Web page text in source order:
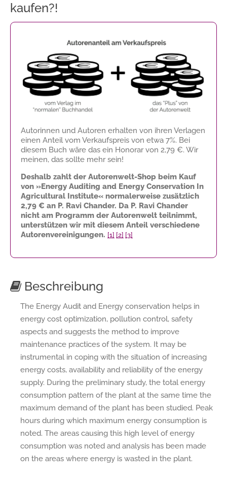
kaufen?!
Autorinnen und Autoren erhalten von ihren Verlagen
einen Anteil vom Verkaufspreis von etwa 7%. Bei
diesem Buch wäre das ein Honorar von 2,79 €. Wir
meinen, das sollte mehr sein!
Deshalb zahlt der Autorenwelt-Shop beim Kauf
von »Energy Auditing and Energy Conservation In
Agricultural Institute« normalerweise zusätzlich
2,79 € an P. Ravi Chander. Da P. Ravi Chander
nicht am Programm der Autorenwelt teilnimmt,
unterstützen wir mit diesem Anteil verschiedene
Autorenvereinigungen. [1] [2] [3]
Beschreibung
The Energy Audit and Energy conservation helps in
energy cost optimization, pollution control, safety
aspects and suggests the method to improve
maintenance practices of the system. It may be
instrumental in coping with the situation of increasing
energy costs, availability and reliability of the energy
supply. During the preliminary study, the total energy
consumption pattern of the plant at the same time the
maximum demand of the plant has been studied. Peak
hours during which maximum energy consumption is
noted. The areas causing this high level of energy
consumption was noted and analysis has been made
on the areas where energy is wasted in the plant.